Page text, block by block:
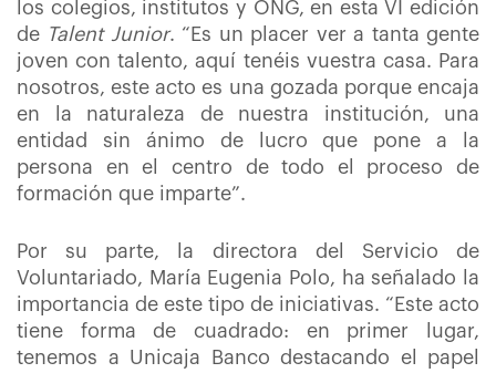
los colegios, institutos y ONG, en esta VI edición
de Talent Junior. “Es un placer ver a tanta gente
joven con talento, aquí tenéis vuestra casa. Para
nosotros, este acto es una gozada porque encaja
en la naturaleza de nuestra institución, una
entidad sin ánimo de lucro que pone a la
persona en el centro de todo el proceso de
formación que imparte”.
Por su parte, la directora del Servicio de
Voluntariado, María Eugenia Polo, ha señalado la
importancia de este tipo de iniciativas. “Este acto
tiene forma de cuadrado: en primer lugar,
tenemos a Unicaja Banco destacando el papel